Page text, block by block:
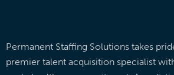
Permanent Staffing Solutions takes
premier talent acquisition specialist